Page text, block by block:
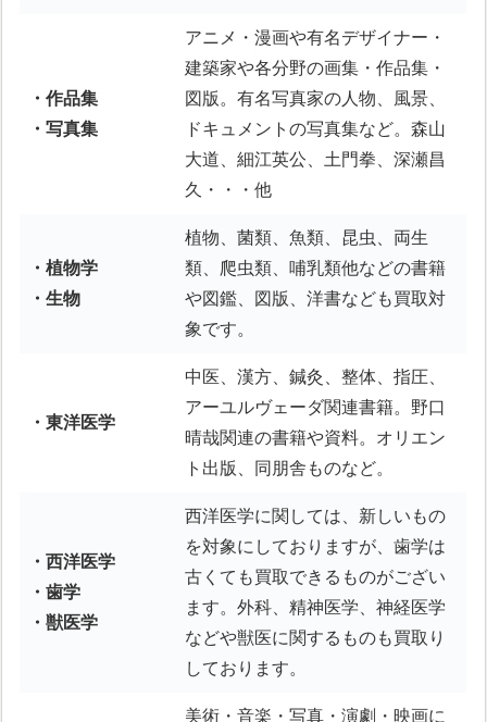
・作品集
・写真集
アニメ・漫画や有名デザイナー・
建築家や各分野の画集・作品集・
図版。有名写真家の人物、風景、
ドキュメントの写真集など。森山
大道、細江英公、土門拳、深瀬昌
久・・・他
・植物学
・生物
植物、菌類、魚類、昆虫、両生
類、爬虫類、哺乳類他などの書籍
や図鑑、図版、洋書なども買取対
象です。
・東洋医学
中医、漢方、鍼灸、整体、指圧、
アーユルヴェーダ関連書籍。野口
晴哉関連の書籍や資料。オリエン
ト出版、同朋舎ものなど。
・西洋医学
・歯学
・獣医学
西洋医学に関しては、新しいもの
を対象にしておりますが、歯学は
古くても買取できるものがござい
ます。外科、精神医学、神経医学
などや獣医に関するものも買取り
しております。
美術・音楽・写真・演劇・映画に